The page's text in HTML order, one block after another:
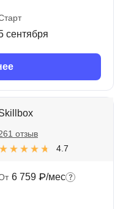
сентября
4.7
отзыв
6 759 ₽/мес